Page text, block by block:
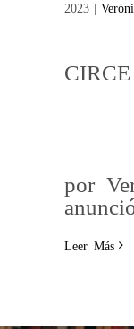
2023 |
por
Leer Más